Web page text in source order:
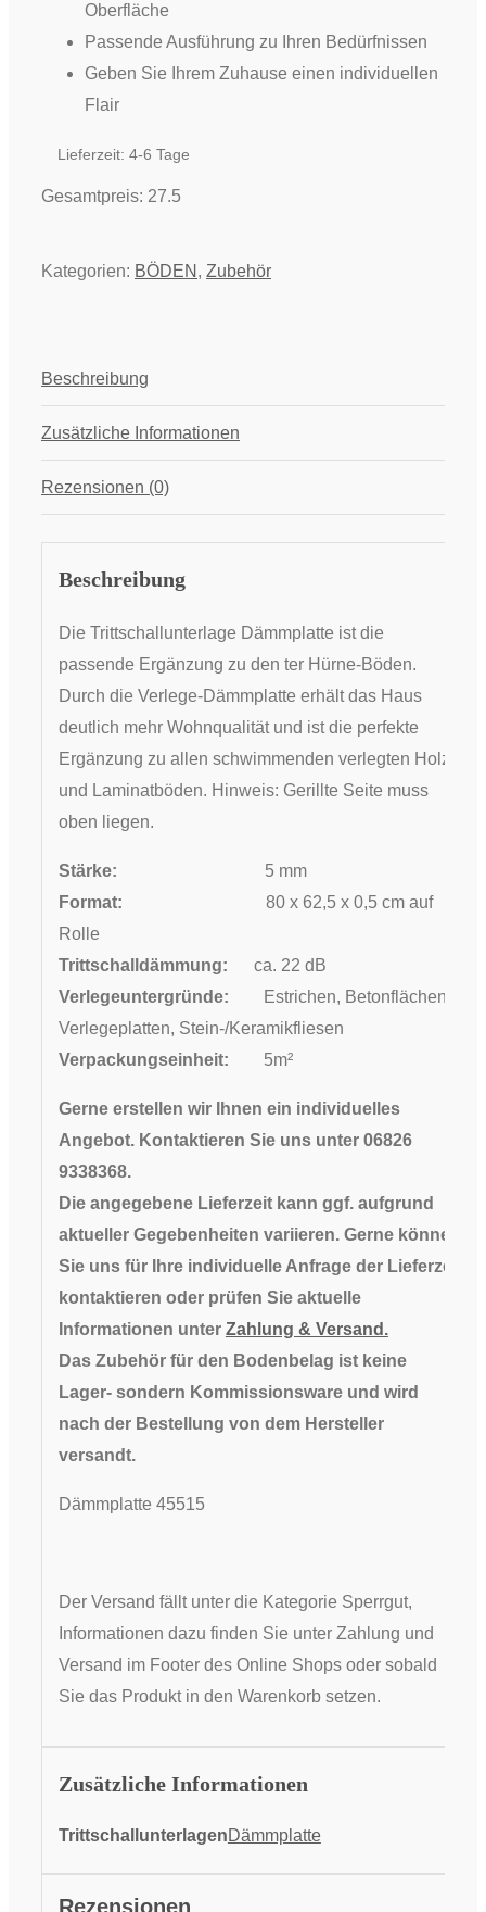
Oberfläche
Passende Ausführung zu Ihren Bedürfnissen
Geben Sie Ihrem Zuhause einen individuellen
Flair
Lieferzeit: 4-6 Tage
Gesamtpreis: 27.5
Kategorien: BÖDEN , Zubehör
Beschreibung
Zusätzliche Informationen
Rezensionen (0)
Beschreibung
Die Trittschallunterlage Dämmplatte ist die
passende Ergänzung zu den ter Hürne-Böden.
Durch die Verlege-Dämmplatte erhält das Haus
deutlich mehr Wohnqualität und ist die perfekte
Ergänzung zu allen schwimmenden verlegten Holz-
und Laminatböden. Hinweis: Gerillte Seite muss
oben liegen.
Stärke:
5 mm
Format:
80 x 62,5 x 0,5 cm auf
Rolle
Trittschalldämmung: ca. 22 dB
Verlegeuntergründe: Estrichen, Betonflächen,
Verlegeplatten, Stein-/Keramikfliesen
Verpackungseinheit: 5m²
Gerne erstellen wir Ihnen ein individuelles
Angebot. Kontaktieren Sie uns unter 06826
9338368.
Die angegebene Lieferzeit kann ggf. aufgrund
aktueller Gegebenheiten variieren. Gerne können
Sie uns für Ihre individuelle Anfrage der Lieferzeit
kontaktieren oder prüfen Sie aktuelle
Informationen unter Zahlung & Versand.
Das Zubehör für den Bodenbelag ist keine
Lager- sondern Kommissionsware und wird
nach der Bestellung von dem Hersteller
versandt.
Dämmplatte 45515
Der Versand fällt unter die Kategorie Sperrgut,
Informationen dazu finden Sie unter Zahlung und
Versand im Footer des Online Shops oder sobald
Sie das Produkt in den Warenkorb setzen.
Zusätzliche Informationen
TrittschallunterlagenDämmplatte
Rezensionen